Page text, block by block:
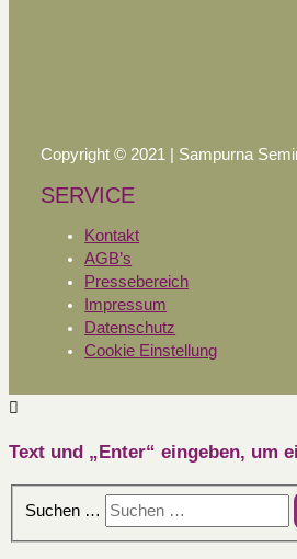
Copyright © 2021 | Sampurna
SERVICE
Kontakt
AGB’s
Pressebereich
Impressum
Datenschutz
Cookie Einstellung
Text und „Enter“ eingeben, um
Suchen …